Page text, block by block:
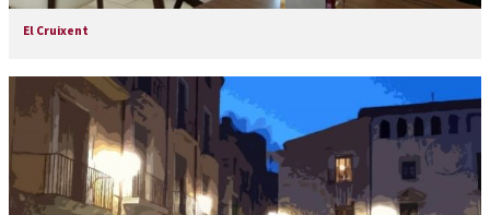
El Cruixent